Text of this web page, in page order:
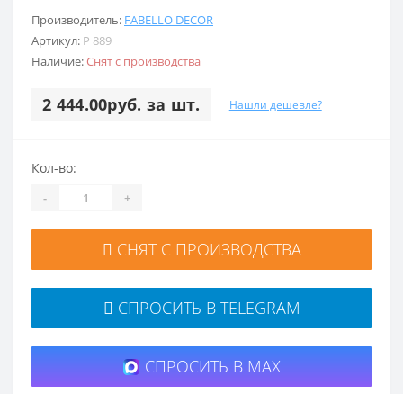
Производитель: FABELLO DECOR
Артикул: P 889
Наличие:Снят с производства
2 444.00руб. за шт. Нашли дешевле?
Кол-во:
- +
СНЯТ С ПРОИЗВОДСТВА
СПРОСИТЬ В TELEGRAM
СПРОСИТЬ В MAX